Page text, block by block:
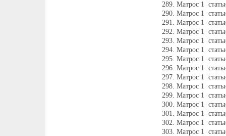
Матрос 1
Матрос 1
Матрос 1
Матрос 1
Матрос 1
Матрос 1
Матрос 1
Матрос 1
Матрос 1
Матрос 1
Матрос 1
Матрос 1
Матрос 1
Матрос 1
Матрос 1